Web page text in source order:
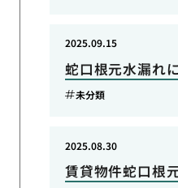
蛇口根元水漏れ
2025.09.15
未分類
賃貸物件蛇口根
2025.08.30